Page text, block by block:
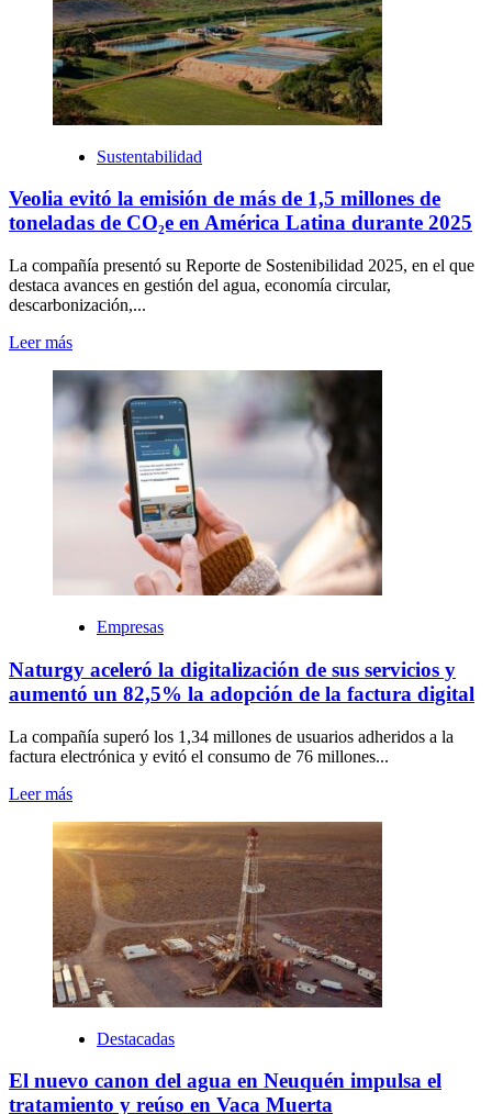
Sustentabilidad
Veolia evitó la emisión de más de 1,5 millones de
toneladas de CO₂e en América Latina durante 2025
La compañía presentó su Reporte de Sostenibilidad 2025, en el que
destaca avances en gestión del agua, economía circular,
descarbonización,...
Leer más
Empresas
Naturgy aceleró la digitalización de sus servicios y
aumentó un 82,5% la adopción de la factura digital
La compañía superó los 1,34 millones de usuarios adheridos a la
factura electrónica y evitó el consumo de 76 millones...
Leer más
Destacadas
El nuevo canon del agua en Neuquén impulsa el
tratamiento y reúso en Vaca Muerta